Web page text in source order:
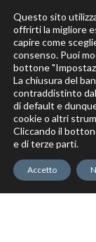
Elite Pro
Questo sito
offrirti la migliore
capire come
consenso. Puoi
bottone
La chiusura del
contraddistinto
di default e
cookie o altri
Cliccando il
e di terze parti.
Accetto